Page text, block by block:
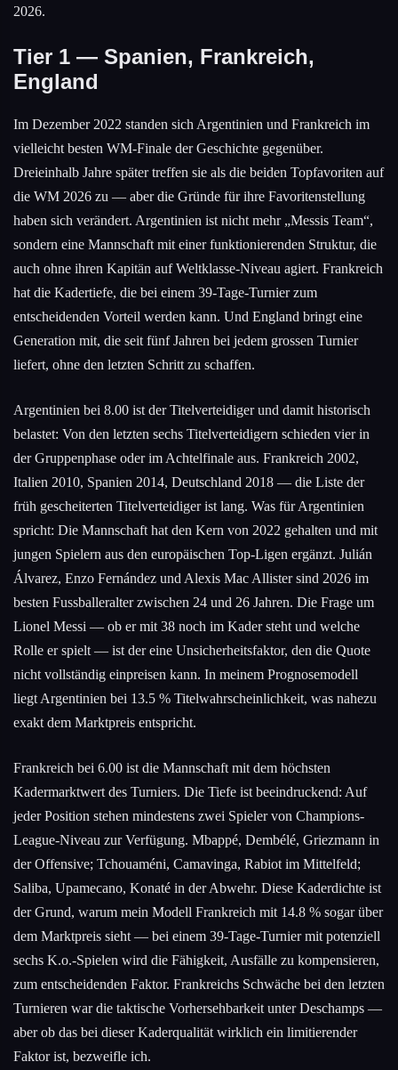
2026.
Tier 1 — Spanien, Frankreich,
England
Im Dezember 2022 standen sich Argentinien und Frankreich im
vielleicht besten WM-Finale der Geschichte gegenüber.
Dreieinhalb Jahre später treffen sie als die beiden Topfavoriten auf
die WM 2026 zu — aber die Gründe für ihre Favoritenstellung
haben sich verändert. Argentinien ist nicht mehr „Messis Team“,
sondern eine Mannschaft mit einer funktionierenden Struktur, die
auch ohne ihren Kapitän auf Weltklasse-Niveau agiert. Frankreich
hat die Kadertiefe, die bei einem 39-Tage-Turnier zum
entscheidenden Vorteil werden kann. Und England bringt eine
Generation mit, die seit fünf Jahren bei jedem grossen Turnier
liefert, ohne den letzten Schritt zu schaffen.
Argentinien bei 8.00 ist der Titelverteidiger und damit historisch
belastet: Von den letzten sechs Titelverteidigern schieden vier in
der Gruppenphase oder im Achtelfinale aus. Frankreich 2002,
Italien 2010, Spanien 2014, Deutschland 2018 — die Liste der
früh gescheiterten Titelverteidiger ist lang. Was für Argentinien
spricht: Die Mannschaft hat den Kern von 2022 gehalten und mit
jungen Spielern aus den europäischen Top-Ligen ergänzt. Julián
Álvarez, Enzo Fernández und Alexis Mac Allister sind 2026 im
besten Fussballeralter zwischen 24 und 26 Jahren. Die Frage um
Lionel Messi — ob er mit 38 noch im Kader steht und welche
Rolle er spielt — ist der eine Unsicherheitsfaktor, den die Quote
nicht vollständig einpreisen kann. In meinem Prognosemodell
liegt Argentinien bei 13.5 % Titelwahrscheinlichkeit, was nahezu
exakt dem Marktpreis entspricht.
Frankreich bei 6.00 ist die Mannschaft mit dem höchsten
Kadermarktwert des Turniers. Die Tiefe ist beeindruckend: Auf
jeder Position stehen mindestens zwei Spieler von Champions-
League-Niveau zur Verfügung. Mbappé, Dembélé, Griezmann in
der Offensive; Tchouaméni, Camavinga, Rabiot im Mittelfeld;
Saliba, Upamecano, Konaté in der Abwehr. Diese Kaderdichte ist
der Grund, warum mein Modell Frankreich mit 14.8 % sogar über
dem Marktpreis sieht — bei einem 39-Tage-Turnier mit potenziell
sechs K.o.-Spielen wird die Fähigkeit, Ausfälle zu kompensieren,
zum entscheidenden Faktor. Frankreichs Schwäche bei den letzten
Turnieren war die taktische Vorhersehbarkeit unter Deschamps —
aber ob das bei dieser Kaderqualität wirklich ein limitierender
Faktor ist, bezweifle ich.